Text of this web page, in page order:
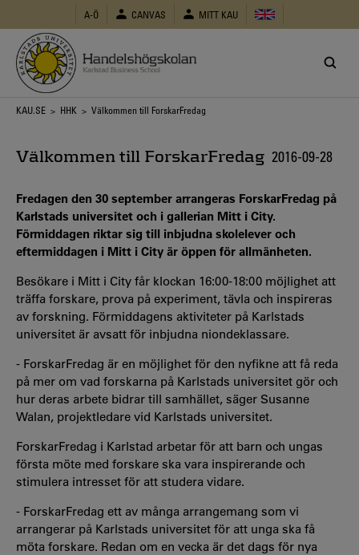
huvudinnehåll
A-Ö CANVAS MITT KAU
Länkstig
KAU.SE > HHK > Välkommen till ForskarFredag
Välkommen till ForskarFredag 2016-09-28
Fredagen den 30 september arrangeras ForskarFredag på
Karlstads universitet och i gallerian Mitt i City.
Förmiddagen riktar sig till inbjudna skolelever och
eftermiddagen i Mitt i City är öppen för allmänheten.
Besökare i Mitt i City får klockan 16:00-18:00 möjlighet att
träffa forskare, prova på experiment, tävla och inspireras
av forskning. Förmiddagens aktiviteter på Karlstads
universitet är avsatt för inbjudna niondeklassare.
- ForskarFredag är en möjlighet för den nyfikne att få reda
på mer om vad forskarna på Karlstads universitet gör och
hur deras arbete bidrar till samhället, säger Susanne
Walan, projektledare vid Karlstads universitet.
ForskarFredag i Karlstad arbetar för att barn och ungas
första möte med forskare ska vara inspirerande och
stimulera intresset för att studera vidare.
- ForskarFredag ett av många arrangemang som vi
arrangerar på Karlstads universitet för att unga ska få
möta forskare. Redan om en vecka är det dags för nya